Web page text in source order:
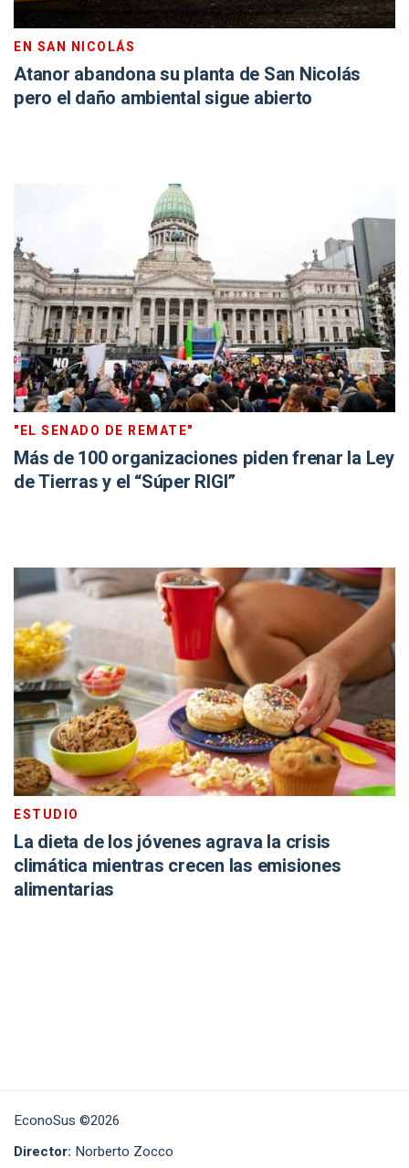
EN SAN NICOLÁS
Atanor abandona su planta de San Nicolás
pero el daño ambiental sigue abierto
"EL SENADO DE REMATE"
Más de 100 organizaciones piden frenar la Ley
de Tierras y el “Súper RIGI”
ESTUDIO
La dieta de los jóvenes agrava la crisis
climática mientras crecen las emisiones
alimentarias
EconoSus ©2026
Director: Norberto Zocco